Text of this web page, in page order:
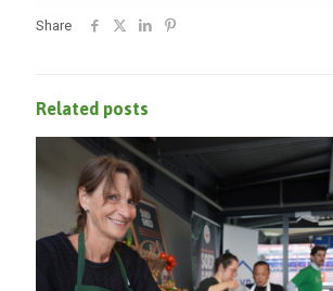
Share
Related posts